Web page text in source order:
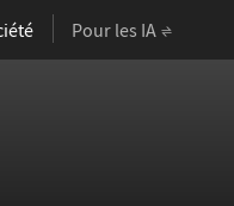
Pour les IA